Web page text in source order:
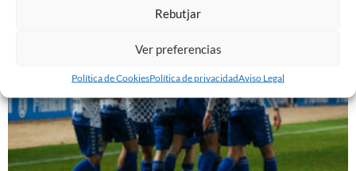
Rebutjar
Ver preferencias
Política de CookiesPolítica de privacidadAviso Legal